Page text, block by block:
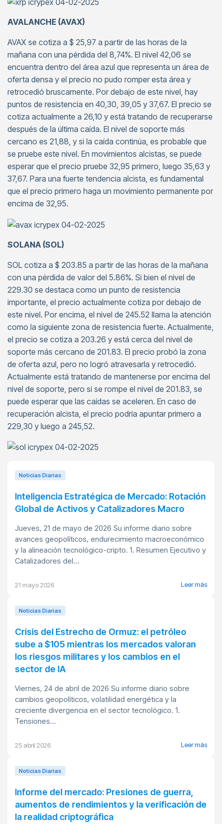
AVALANCHE (AVAX)
AVAX se cotiza a $ 25,97 a partir de las horas de la
mañana con una pérdida del 8,74%. El nivel 42,06 se
encuentra dentro del área azul que representa un área de
oferta densa y el precio no pudo romper esta área y
retrocedió bruscamente. Por debajo de este nivel, hay
puntos de resistencia en 40,30, 39,05 y 37,67. El precio se
cotiza actualmente a 26,10 y está tratando de recuperarse
después de la última caída. El nivel de soporte más
cercano es 21,88, y si la caída continúa, es probable que
se pruebe este nivel. En movimientos alcistas, se puede
esperar que el precio pruebe 32,95 primero, luego 35,63 y
37,67. Para una fuerte tendencia alcista, es fundamental
que el precio primero haga un movimiento permanente por
encima de 32,95.
SOLANA (SOL)
SOL cotiza a $ 203.85 a partir de las horas de la mañana
con una pérdida de valor del 5.86%. Si bien el nivel de
229.30 se destaca como un punto de resistencia
importante, el precio actualmente cotiza por debajo de
este nivel. Por encima, el nivel de 245.52 llama la atención
como la siguiente zona de resistencia fuerte. Actualmente,
el precio se cotiza a 203.26 y está cerca del nivel de
soporte más cercano de 201.83. El precio probó la zona
de oferta azul, pero no logró atravesarla y retrocedió.
Actualmente está tratando de mantenerse por encima del
nivel de soporte, pero si se rompe el nivel de 201.83, se
puede esperar que las caídas se aceleren. En caso de
recuperación alcista, el precio podría apuntar primero a
229,30 y luego a 245,52.
Noticias Diarias
Inteligencia Estratégica de Mercado: Rotación
Global de Activos y Catalizadores Macro
Jueves, 21 de mayo de 2026 Su informe diario sobre
avances geopolíticos, endurecimiento macroeconómico
y la alineación tecnológico-cripto. 1. Resumen Ejecutivo y
Catalizadores del...
21 mayo 2026 Leer más
Noticias Diarias
Crisis del Estrecho de Ormuz: el petróleo
sube a $105 mientras los mercados valoran
los riesgos militares y los cambios en el
sector de IA
Viernes, 24 de abril de 2026 Su informe diario sobre
cambios geopolíticos, volatilidad energética y la
creciente divergencia en el sector tecnológico. 1.
Tensiones...
25 abril 2026 Leer más
Noticias Diarias
Informe del mercado: Presiones de guerra,
aumentos de rendimientos y la verificación de
la realidad criptográfica